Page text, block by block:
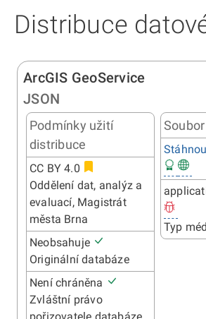
Distribuce
ArcGIS GeoService
JSON
Podmínky užití
distribuce
CC BY 4.0
Oddělení dat, analýz a
evaluací, Magistrát
města Brna
Neobsahuje
Originální databáze
Není chráněna
Zvláštní právo
Typ